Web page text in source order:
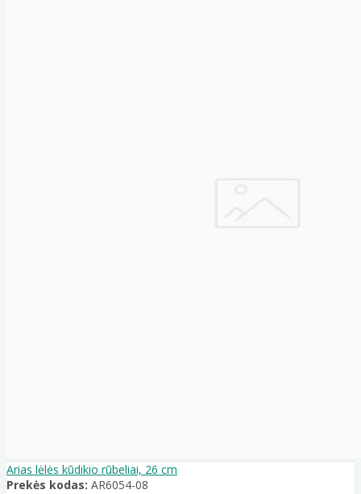
Arias lėlės kūdikio rūbeliai, 26 cm
Prekės kodas: AR6054-08